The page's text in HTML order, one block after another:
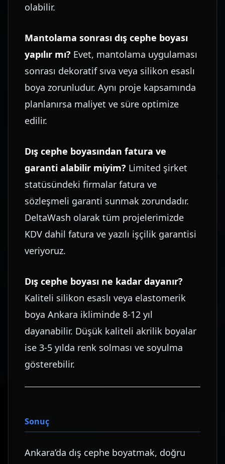
olabilir.
Mantolama sonrası dış cephe boyası
yapılır mı? Evet, mantolama uygulaması
sonrası dekoratif sıva veya silikon esaslı
boya zorunludur. Aynı proje kapsamında
planlanırsa maliyet ve süre optimize
edilir.
Dış cephe boyasından fatura ve
garanti alabilir miyim? Limited şirket
statüsündeki firmalar fatura ve
sözleşmeli garanti sunmak zorundadır.
DeltaWash olarak tüm projelerimizde
KDV dahil fatura ve yazılı işçilik garantisi
veriyoruz.
Dış cephe boyası ne kadar dayanır?
Kaliteli silikon esaslı veya elastomerik
boya Ankara ikliminde 8-12 yıl
dayanabilir. Düşük kaliteli akrilik boyalar
ise 3-5 yılda renk solması ve soyulma
gösterebilir.
Sonuç
Ankara’da dış cephe boyatmak, doğru